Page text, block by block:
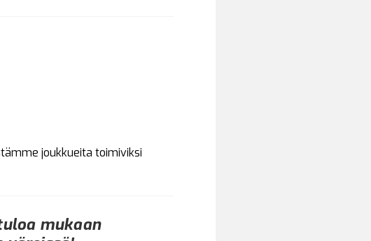
joukkueita toimiviksi
mukaan